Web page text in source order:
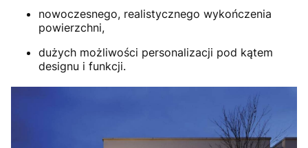
nowoczesnego, realistycznego wykończenia
powierzchni,
dużych możliwości personalizacji pod kątem
designu i funkcji.